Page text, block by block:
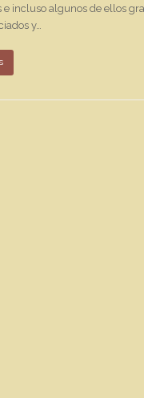
e incluso algunos de ellos
y…